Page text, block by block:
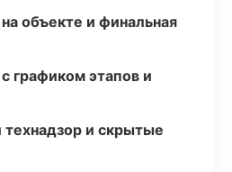
объекте и финальная
графиком этапов и
технадзор и скрытые